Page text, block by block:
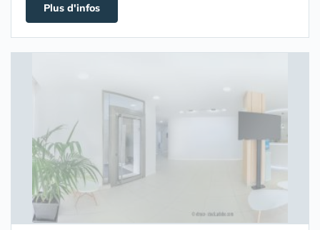
Plus d'infos